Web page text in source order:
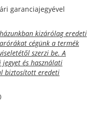
garanciajegyével
kizárólag eredeti
cégünk a termék
szerzi be. A
és használati
biztosított eredeti